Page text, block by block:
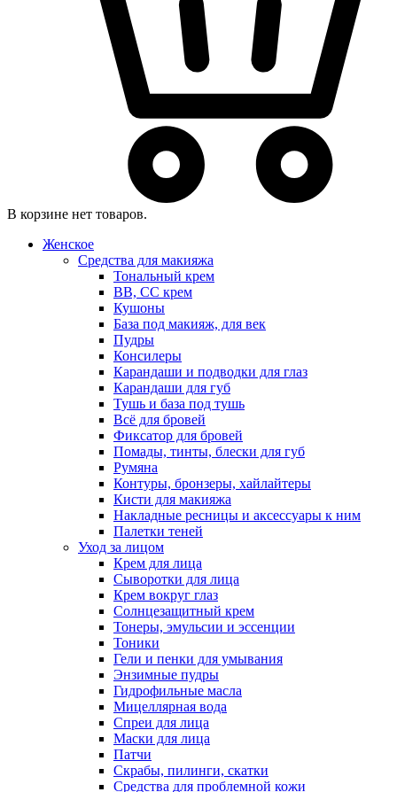
В корзине нет товаров.
Женское
Средства для макияжа
Тональный крем
BB, CC крем
Кушоны
База под макияж, для век
Пудры
Консилеры
Карандаши и подводки для глаз
Карандаши для губ
Тушь и база под тушь
Всё для бровей
Фиксатор для бровей
Помады, тинты, блески для губ
Румяна
Контуры, бронзеры, хайлайтеры
Кисти для макияжа
Накладные ресницы и аксессуары к ним
Палетки теней
Уход за лицом
Крем для лица
Сыворотки для лица
Крем вокруг глаз
Солнцезащитный крем
Тонеры, эмульсии и эссенции
Тоники
Гели и пенки для умывания
Энзимные пудры
Гидрофильные масла
Мицеллярная вода
Спреи для лица
Маски для лица
Патчи
Скрабы, пилинги, скатки
Средства для проблемной кожи